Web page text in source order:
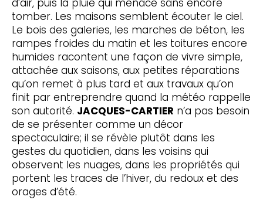
d’air, puis la pluie qui menace sans encore
tomber. Les maisons semblent écouter le ciel.
Le bois des galeries, les marches de béton, les
rampes froides du matin et les toitures encore
humides racontent une façon de vivre simple,
attachée aux saisons, aux petites réparations
qu’on remet à plus tard et aux travaux qu’on
finit par entreprendre quand la météo rappelle
son autorité. JACQUES-CARTIER n’a pas besoin
de se présenter comme un décor
spectaculaire; il se révèle plutôt dans les
gestes du quotidien, dans les voisins qui
observent les nuages, dans les propriétés qui
portent les traces de l’hiver, du redoux et des
orages d’été.